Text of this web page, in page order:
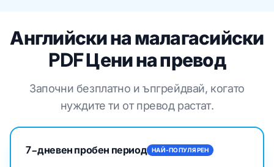
Английски на малагасийски
PDF Цени на превод
Започни безплатно и ъпгрейдвай, когато
нуждите ти от превод растат.
7-дневен пробен период НАЙ-ПОПУЛЯРЕН